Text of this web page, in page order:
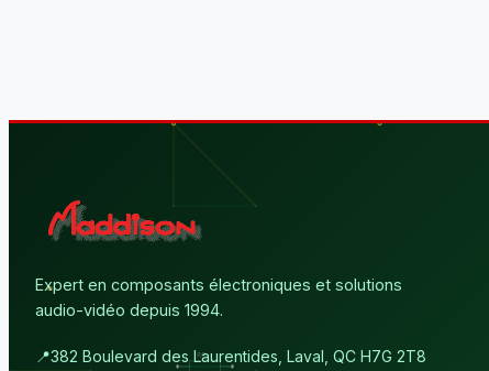
Expert en composants électroniques et solutions
audio-vidéo depuis 1994.
📍382 Boulevard des Laurentides, Laval, QC H7G 2T8